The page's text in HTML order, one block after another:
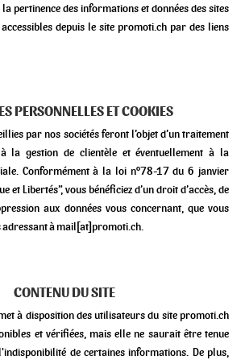
pertinence des informations et données des sites
depuis le site promoti.ch par des liens
PERSONNELLES ET COOKIES
par nos sociétés feront l’objet d’un traitement
la gestion de clientèle et éventuellement à la
Conformément à la loi n°78-17 du 6 janvier
et Libertés”, vous bénéficiez d’un droit d’accès, de
aux données vous concernant, que vous
adressant à mail[at]promoti.ch.
CONTENU DU SITE
à disposition des utilisateurs du site promoti.ch
et vérifiées, mais elle ne saurait être tenue
de certaines informations. De plus,